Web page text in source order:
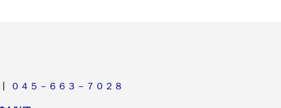
０４５－６６３－７０２８